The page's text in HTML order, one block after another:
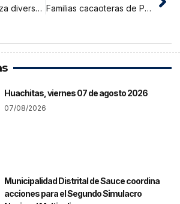
ArtPlaSam, realiza diversas actividades culturales vía zoom durante esta semana Familias cacaoteras de Pólvora y Campanilla continúan mejorando sus cultivos
Huachitas, viernes 07 de agosto 2026
07/08/2026
Municipalidad Distrital de Sauce coordina
acciones para el Segundo Simulacro